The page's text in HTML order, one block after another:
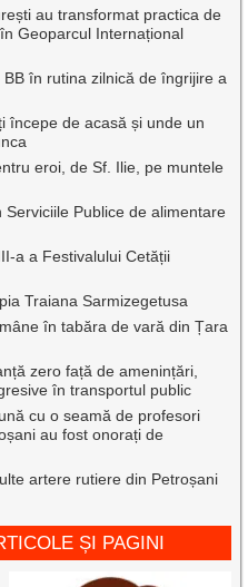
au transformat practica de
Geoparcul Internațional
în rutina zilnică de îngrijire a
începe de acasă și unde un
eroi, de Sf. Ilie, pe muntele
Publice de alimentare
a a Festivalului Cetății
Traiana Sarmizegetusa
în tabăra de vară din Țara
zero față de amenințări,
în transportul public
cu o seamă de profesori
au fost onorați de
artere rutiere din Petroșani
ȘI PAGINI